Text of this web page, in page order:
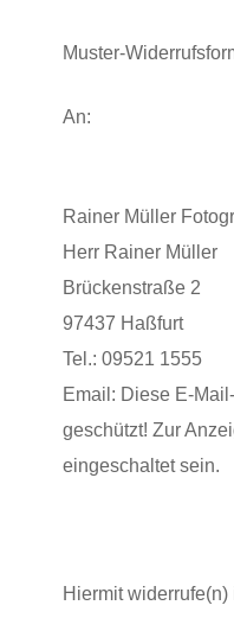
Muster-
An:
Rainer Müller
Herr Rainer Müller
Brückenstraße 2
97437 Haßfurt
Tel.: 09521 1555
Email: Diese E-
geschützt! Zur
eingeschaltet sein.
Hiermit